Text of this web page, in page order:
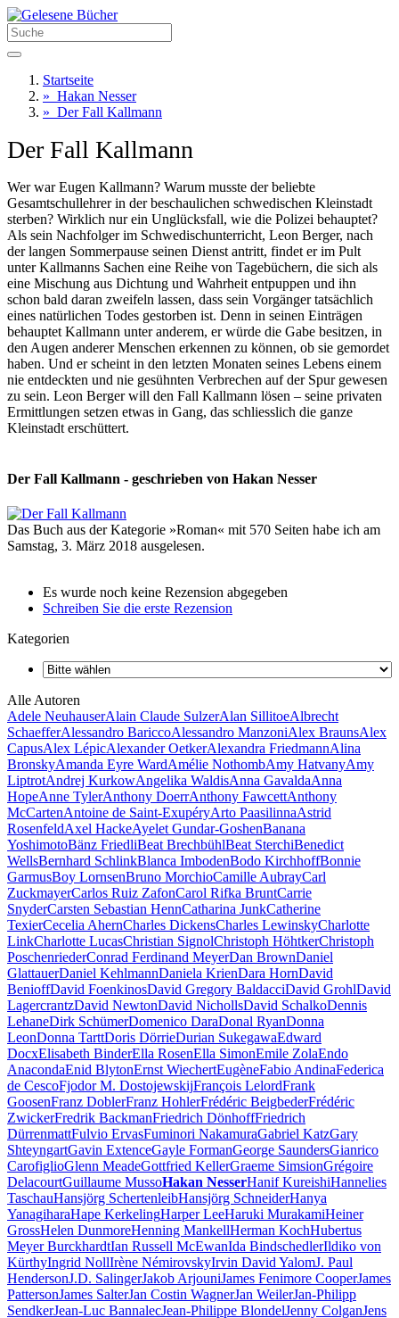
Startseite
» Hakan Nesser
» Der Fall Kallmann
Der Fall Kallmann
Wer war Eugen Kallmann? Warum musste der beliebte
Gesamtschullehrer in der beschaulichen schwedischen Kleinstadt
sterben? Wirklich nur ein Unglücksfall, wie die Polizei behauptet?
Als sein Nachfolger im Schwedischunterricht, Leon Berger, nach
der langen Sommerpause seinen Dienst antritt, findet er im Pult
unter Kallmanns Sachen eine Reihe von Tagebüchern, die sich als
eine Mischung aus Dichtung und Wahrheit entpuppen und ihn
schon bald daran zweifeln lassen, dass sein Vorgänger tatsächlich
eines natürlichen Todes gestorben ist. Denn in seinen Einträgen
behauptet Kallmann unter anderem, er würde die Gabe besitzen, in
den Augen anderer Menschen erkennen zu können, ob sie gemordet
haben. Und er scheint in den letzten Monaten seines Lebens einem
nie entdeckten und nie gesühnten Verbrechen auf der Spur gewesen
zu sein. Leon Berger will den Fall Kallmann lösen – seine privaten
Ermittlungen setzen etwas in Gang, das schliesslich die ganze
Kleinstadt erschüttert.
Der Fall Kallmann - geschrieben von Hakan Nesser
Das Buch aus der Kategorie »Roman« mit 570 Seiten habe ich am
Samstag, 3. März 2018 ausgelesen.
Es wurde noch keine Rezension abgegeben
Schreiben Sie die erste Rezension
Kategorien
Alle Autoren
Adele NeuhauserAlain Claude SulzerAlan SillitoeAlbrecht
SchaefferAlessandro BariccoAlessandro ManzoniAlex BraunsAlex
CapusAlex LépicAlexander OetkerAlexandra FriedmannAlina
BronskyAmanda Eyre WardAmélie NothombAmy HatvanyAmy
LiptrotAndrej KurkowAngelika WaldisAnna GavaldaAnna
HopeAnne TylerAnthony DoerrAnthony FawcettAnthony
McCartenAntoine de Saint-ExupéryArto PaasilinnaAstrid
RosenfeldAxel HackeAyelet Gundar-GoshenBanana
YoshimotoBänz FriedliBeat BrechbühlBeat SterchiBenedict
WellsBernhard SchlinkBlanca ImbodenBodo KirchhoffBonnie
GarmusBoy LornsenBruno MorchioCamille AubrayCarl
ZuckmayerCarlos Ruiz ZafonCarol Rifka BruntCarrie
SnyderCarsten Sebastian HennCatharina JunkCatherine
TexierCecelia AhernCharles DickensCharles LewinskyCharlotte
LinkCharlotte LucasChristian SignolChristoph HöhtkerChristoph
PoschenriederConrad Ferdinand MeyerDan BrownDaniel
GlattauerDaniel KehlmannDaniela KrienDara HornDavid
BenioffDavid FoenkinosDavid Gregory BaldacciDavid GrohlDavid
LagercrantzDavid NewtonDavid NichollsDavid SchalkoDennis
LehaneDirk SchümerDomenico DaraDonal RyanDonna
LeonDonna TarttDoris DörrieDurian SukegawaEdward
DocxElisabeth BinderElla RosenElla SimonEmile ZolaEndo
AnacondaEnid BlytonErnst WiechertEugèneFabio AndinaFederica
de CescoFjodor M. DostojewskijFrançois LelordFrank
GoosenFranz DoblerFranz HohlerFrédéric BeigbederFrédéric
ZwickerFredrik BackmanFriedrich DönhoffFriedrich
DürrenmattFulvio ErvasFuminori NakamuraGabriel KatzGary
ShteyngartGavin ExtenceGayle FormanGeorge SaundersGianrico
CarofiglioGlenn MeadeGottfried KellerGraeme SimsionGrégoire
DelacourtGuillaume MussoHakan NesserHanif KureishiHannelies
TaschauHansjörg SchertenleibHansjörg SchneiderHanya
YanagiharaHape KerkelingHarper LeeHaruki MurakamiHeiner
GrossHelen DunmoreHenning MankellHerman KochHubertus
Meyer BurckhardtIan Russell McEwanIda BindschedlerIldiko von
KürthyIngrid NollIrène NémirovskyIrvin David YalomJ. Paul
HendersonJ.D. SalingerJakob ArjouniJames Fenimore CooperJames
PattersonJames SalterJan Costin WagnerJan WeilerJan-Philipp
SendkerJean-Luc BannalecJean-Philippe BlondelJenny ColganJens